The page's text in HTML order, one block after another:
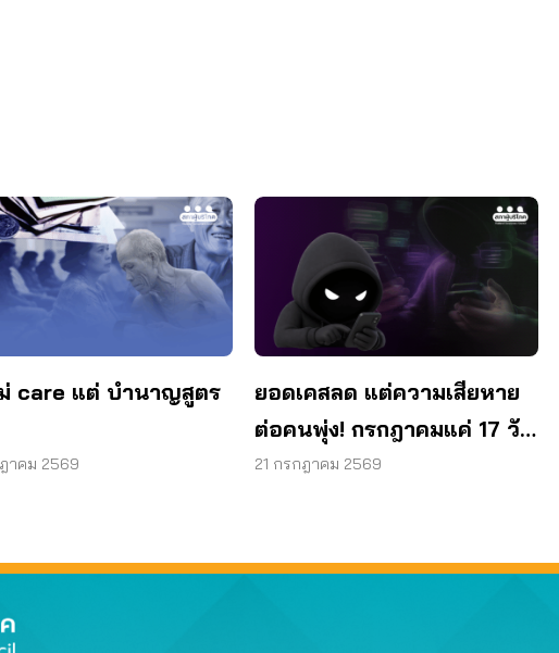
care แต่ บำนาญสูตร
าคม 2569
ยอดเคสลด แต่ความเสียหาย
ต่อคนพุ่ง! กรกฎาคมแค่ 17 วัน
สูญแล้วกว่า 521 ล้านบาท
21 กรกฎาคม 2569